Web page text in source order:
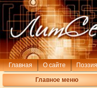
Главная О сайте Поэзия
Главное меню